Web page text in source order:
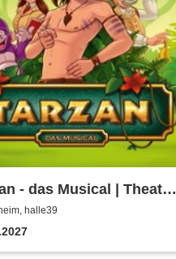
- das Musical | Theater
halle39